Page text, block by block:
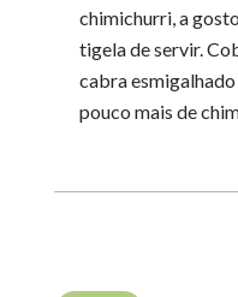
chimichurri, a
tigela de servir.
cabra
pouco mais de